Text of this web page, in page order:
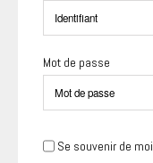
Mot de passe
Se souvenir de moi